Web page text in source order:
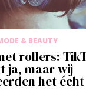
& BEAUTY
rollers:
ja, maar wij
het écht